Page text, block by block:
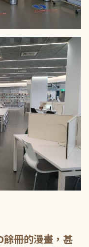
冊的漫畫，甚